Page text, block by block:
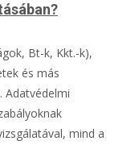
Bt-k, Kkt.-k),
és más
Adatvédelmi
mind a